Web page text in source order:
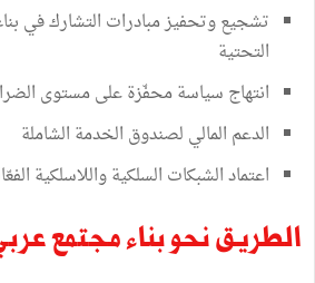
تشجيع وتحفيز مبادرات التشارك في
التحتية
انتهاج سياسة محفّزة على مستوى
الدعم المالي لصندوق الخدمة الشاملة
اعتماد الشبكات السلكية واللاسلكية
الطريق نحو بناء مجتمع